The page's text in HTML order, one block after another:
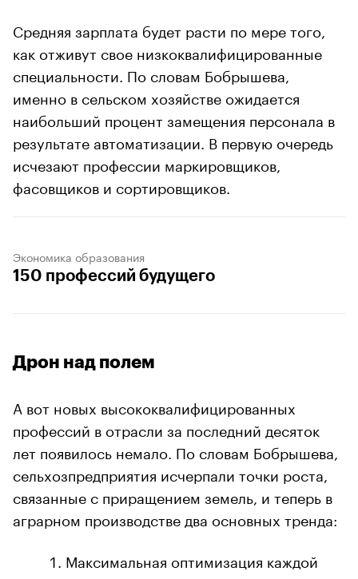
Средняя зарплата будет расти по мере того,
как отживут свое низкоквалифицированные
специальности. По словам Бобрышева,
именно в сельском хозяйстве ожидается
наибольший процент замещения персонала в
результате автоматизации. В первую очередь
исчезают профессии маркировщиков,
фасовщиков и сортировщиков.
Экономика образования
150 профессий будущего
Дрон над полем
А вот новых высококвалифицированных
профессий в отрасли за последний десяток
лет появилось немало. По словам Бобрышева,
сельхозпредприятия исчерпали точки роста,
связанные с приращением земель, и теперь в
аграрном производстве два основных тренда:
Максимальная оптимизация каждой